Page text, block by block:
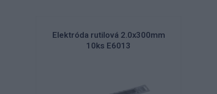
Elektróda rutilová 2.0x300mm
10ks E6013